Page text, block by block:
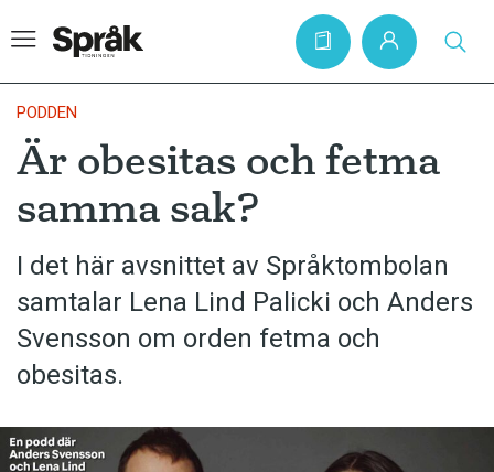
Hem
Artiklar
Krönikor
Språkfrågor
Skrivtips
Bokrecensioner
Kviss
Podden
PODDEN
Är obesitas och fetma
samma sak?
I det här avsnittet av Språktombolan
samtalar Lena Lind Palicki och Anders
Svensson om orden fetma och
obesitas.